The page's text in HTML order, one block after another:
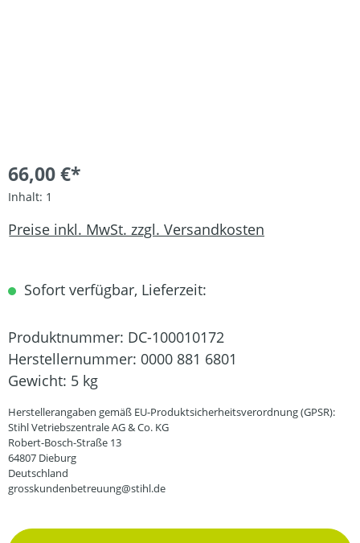
66,00 €*
Inhalt: 1
Preise inkl. MwSt. zzgl. Versandkosten
Sofort verfügbar, Lieferzeit:
Produktnummer: DC-100010172
Herstellernummer: 0000 881 6801
Gewicht: 5 kg
Herstellerangaben gemäß EU-Produktsicherheitsverordnung (GPSR):
Stihl Vetriebszentrale AG & Co. KG
Robert-Bosch-Straße 13
64807 Dieburg
Deutschland
grosskundenbetreuung@stihl.de